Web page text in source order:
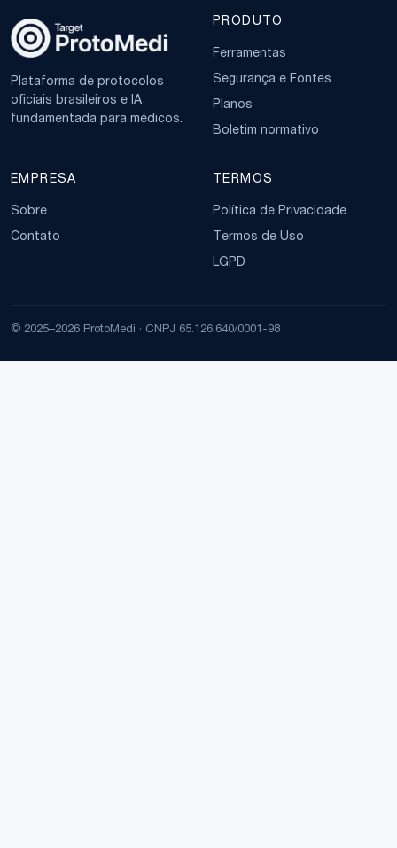
Plataforma de protocolos
oficiais brasileiros e IA
fundamentada para médicos.
PRODUTO
Ferramentas
Segurança e Fontes
Planos
Boletim normativo
EMPRESA
Sobre
Contato
TERMOS
Política de Privacidade
Termos de Uso
LGPD
© 2025–2026 ProtoMedi · CNPJ 65.126.640/0001-98